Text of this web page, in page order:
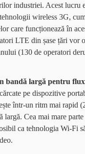
industriei. Acest lucru
wireless 3G,
care funcționează în
LTE din șase țări vor
(130 de operatori
bandă largă pentru
pe dispozitive
într-un ritm mai rapid
Cea mai mare parte
ca tehnologia Wi-Fi